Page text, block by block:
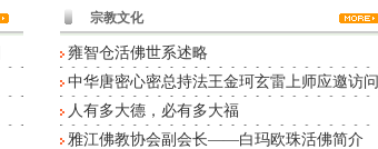
宗教文化
雍智仓活佛世系述略
中华唐密心密总持法王金珂玄雷上师应邀访问
人有多大德，必有多大福
雅江佛教协会副会长——白玛欧珠活佛简介